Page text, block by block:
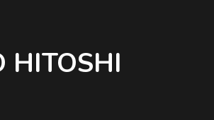
HITOSHI